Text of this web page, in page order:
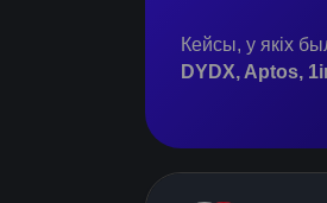
Кейсы, у якіх
DYDX, Aptos,
HUNTER PITCH DAY